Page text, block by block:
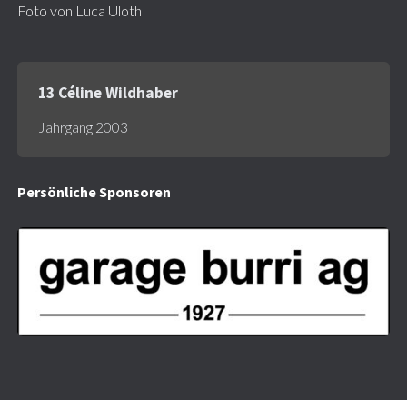
Foto von Luca Uloth
13 Céline Wildhaber
Jahrgang 2003
PersönlicheSponsoren